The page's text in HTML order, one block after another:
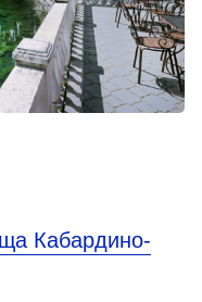
Кабардино-